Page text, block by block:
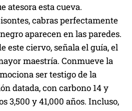
atesora esta cueva.
cabras perfectamente
aparecen en las paredes.
este ciervo, señala el guía, el
maestría. Conmueve la
ser testigo de la
datada, con carbono 14 y
3,500 y 41,000 años. Incluso,